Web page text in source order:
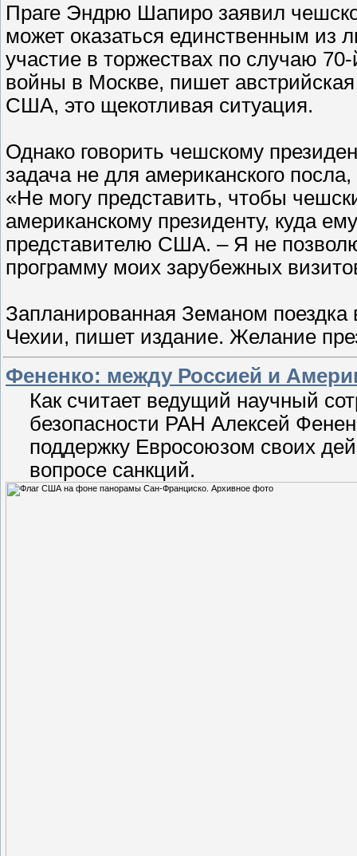
Праге Эндрю Шапиро заявил
может оказаться единственным из
участие в торжествах по случаю
войны в Москве, пишет
США, это щекотливая ситуация.
Однако говорить чешскому
задача не для американского
«Не могу представить, чтобы
американскому президенту, куда
представителю США. – Я не
программу моих зарубежных
Запланированная Земаном поездка
Чехии, пишет издание. Желание
Фененко: между Россией и
Как считает ведущий научный
безопасности РАН Алексей
поддержку Евросоюзом своих
вопросе санкций.